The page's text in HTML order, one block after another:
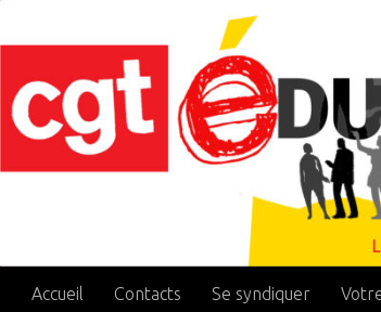
Accueil Contacts Se syndiquer